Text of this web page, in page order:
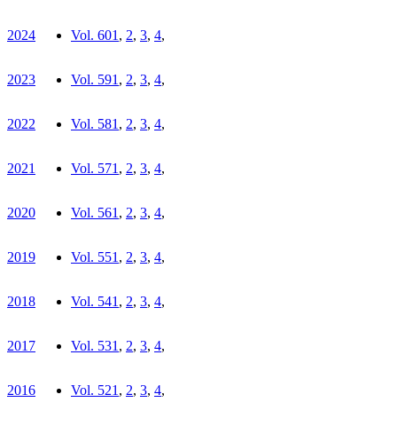
2024 Vol. 601, 2, 3, 4,
2023 Vol. 591, 2, 3, 4,
2022 Vol. 581, 2, 3, 4,
2021 Vol. 571, 2, 3, 4,
2020 Vol. 561, 2, 3, 4,
2019 Vol. 551, 2, 3, 4,
2018 Vol. 541, 2, 3, 4,
2017 Vol. 531, 2, 3, 4,
2016 Vol. 521, 2, 3, 4,